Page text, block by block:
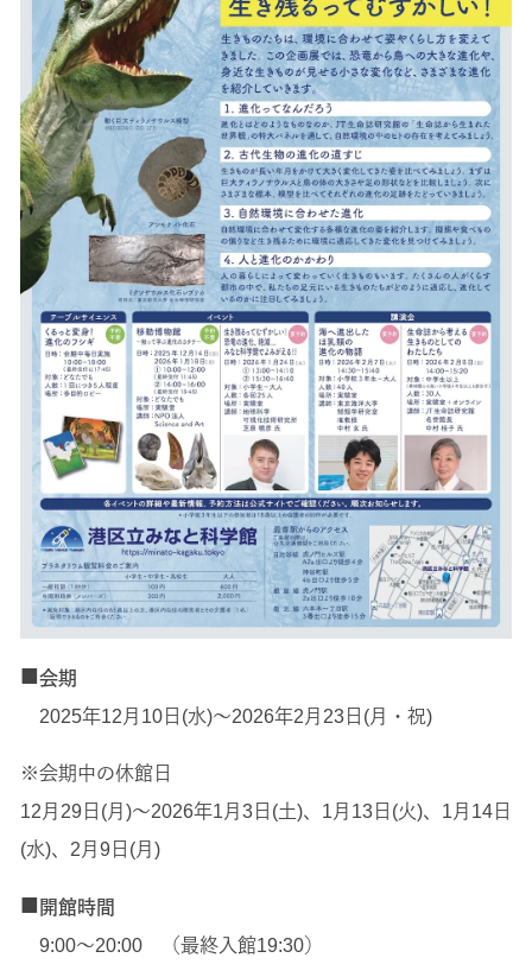
■会期
2025年12月10日(水)～2026年2月23日(月・祝)
※会期中の休館日
12月29日(月)～2026年1月3日(土)、1月13日(火)、1月14日
(水)、2月9日(月)
■開館時間
9:00～20:00 （最終入館19:30）